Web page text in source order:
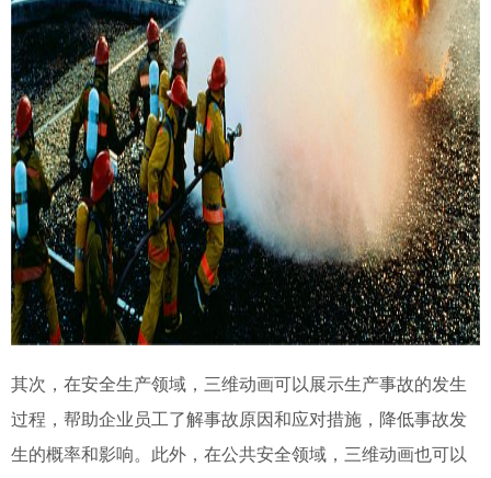
其次，在安全生产领域，三维动画可以 展示生产事故的发生
过程，帮助企业员工了解事故原因和应对措施，降低事故发
生的概率和影响。此外，在公共安全领域，三维动画也可以